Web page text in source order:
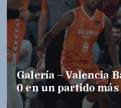
Galería – Valencia
0 en un partido